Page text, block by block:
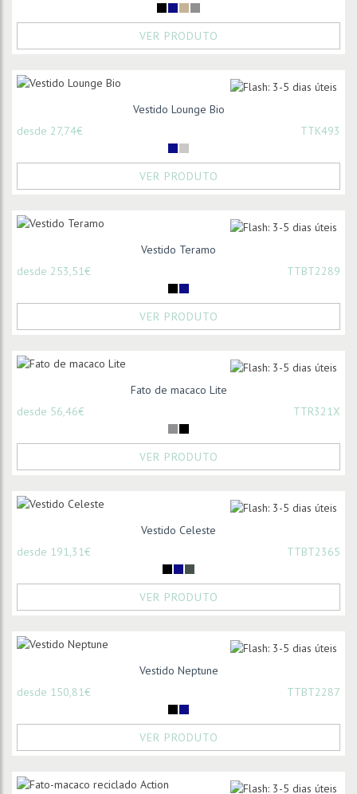
VER PRODUTO
Vestido Lounge Bio
desde 27,74€
TTK493
VER PRODUTO
Vestido Teramo
desde 253,51€
TTBT2289
VER PRODUTO
Fato de macaco Lite
desde 56,46€
TTR321X
VER PRODUTO
Vestido Celeste
desde 191,31€
TTBT2365
VER PRODUTO
Vestido Neptune
desde 150,81€
TTBT2287
VER PRODUTO